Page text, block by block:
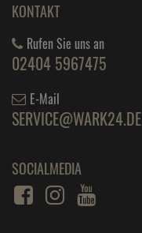
KONTAKT
Rufen Sie uns an
02404 5967475
E-Mail
SERVICE@WARK24.DE
SOCIALMEDIA